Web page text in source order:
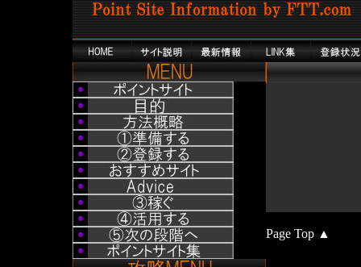
Page Top ▲